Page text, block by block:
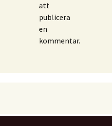
att
publicera
en
kommentar.